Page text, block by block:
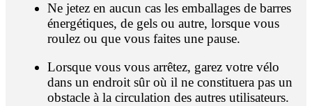
Ne jetez en aucun cas les emballages de barres
énergétiques, de gels ou autre, lorsque vous
roulez ou que vous faites une pause.
Lorsque vous vous arrêtez, garez votre vélo
dans un endroit sûr où il ne constituera pas un
obstacle à la circulation des autres utilisateurs.